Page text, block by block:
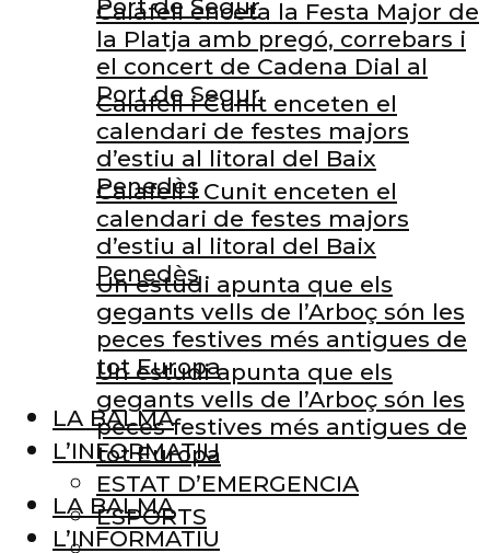
Port de Segur
Calafell i Cunit enceten el
calendari de festes majors
d’estiu al litoral del Baix
Penedès
Un estudi apunta que els
gegants vells de l’Arboç són les
peces festives més antigues de
tot Europa
LA BALMA
L’INFORMATIU
ESTAT D’EMERGENCIA
ESPORTS
Calafell enceta la Festa Major de
la Platja amb pregó, correbars i
el concert de Cadena Dial al
Port de Segur
Calafell i Cunit enceten el
calendari de festes majors
d’estiu al litoral del Baix
Penedès
Un estudi apunta que els
gegants vells de l’Arboç són les
peces festives més antigues de
tot Europa
LA BALMA
L’INFORMATIU